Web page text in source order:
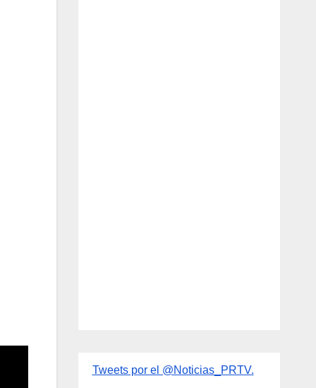
Tweets por el @Noticias_PRTV.